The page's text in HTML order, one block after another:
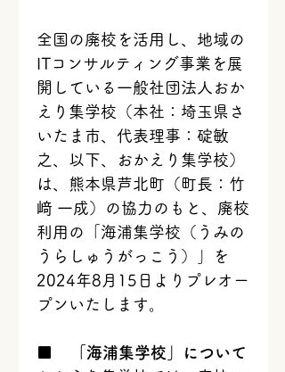
全国の廃校を活用し、地域の
ITコンサルティング事業を展
開している一般社団法人おか
えり集学校（本社：埼玉県さ
いたま市、代表理事：碇敏
之、以下、おかえり集学校）
は、熊本県芦北町（町長：竹
﨑 一成）の協力のもと、廃校
利用の「海浦集学校（うみの
うらしゅうがっこう）」を
2024年8月15日よりプレオー
プンいたします。
■
「海浦集学校」について